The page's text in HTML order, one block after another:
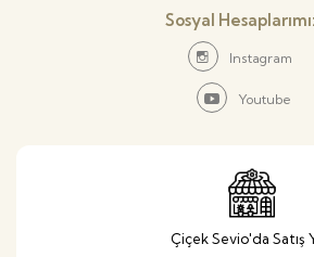
Sosyal
Instagram
Youtube
Çiçek Sevio'da Satış